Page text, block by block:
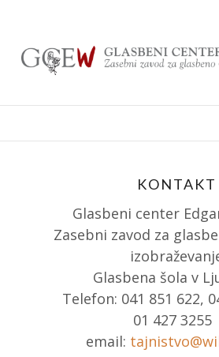
content
KONTAKT
Glasbeni center
Zasebni zavod za
Glasbena šola v
Telefon: 041 851 622,
01 427 3255
email: